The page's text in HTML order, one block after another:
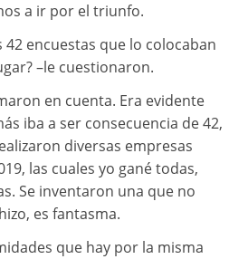
a ir por el triunfo.
42 encuestas que lo colocaban
–le cuestionaron.
en cuenta. Era evidente
iba a ser consecuencia de 42,
diversas empresas
las cuales yo gané todas,
Se inventaron una que no
es fantasma.
que hay por la misma